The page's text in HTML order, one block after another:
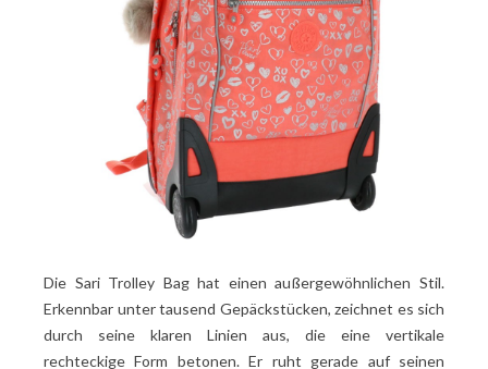
Die Sari Trolley Bag hat einen außergewöhnlichen Stil.
Erkennbar unter tausend Gepäckstücken, zeichnet es sich
durch seine klaren Linien aus, die eine vertikale
rechteckige Form betonen. Er ruht gerade auf seinen